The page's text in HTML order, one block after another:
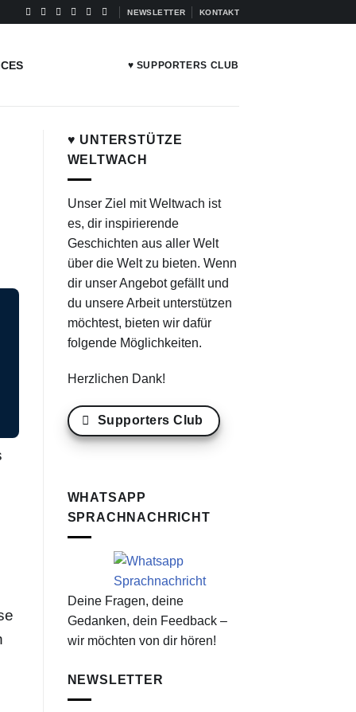
NEWSLETTER KONTAKT
♥ SUPPORTERS CLUB
♥ UNTERSTÜTZE
WELTWACH
Unser Ziel mit Weltwach ist
es, dir inspirierende
Geschichten aus aller Welt
über die Welt zu bieten. Wenn
dir unser Angebot gefällt und
du unsere Arbeit unterstützen
möchtest, bieten wir dafür
folgende Möglichkeiten.
Herzlichen Dank!
Supporters Club
WHATSAPP
SPRACHNACHRICHT
Deine Fragen, deine
Gedanken, dein Feedback –
wir möchten von dir hören!
NEWSLETTER